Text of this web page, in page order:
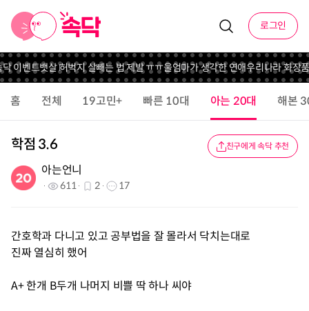
로그인
이벤트뱃살 허벅지 살빼는 법 제발 ㅠㅠ울엄마가 생각한 연애우리나라 화장품
홈 전체 19고민+ 빠른 10대 아는 20대 해본
학점 3.6 친구에게 속닥 추천
아는언니
611 2 17
간호학과 다니고 있고 공부법을 잘 몰라서 닥치는대로
진짜 열심히 했어
A+ 한개 B두개 나머지 비쁠 딱 하나 씨야